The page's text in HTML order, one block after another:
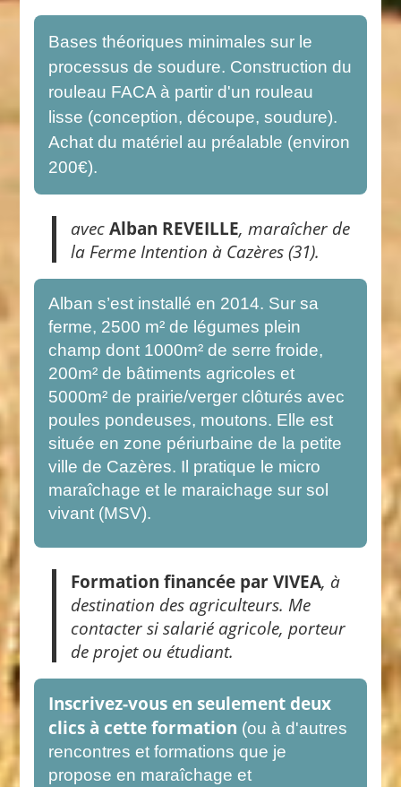
Bases théoriques minimales sur le
processus de soudure. Construction du
rouleau FACA à partir d'un rouleau
lisse (conception, découpe, soudure).
Achat du matériel au préalable (environ
200€).
avecAlban REVEILLE, maraîcher de
la Ferme Intention à Cazères (31).
Alban s’est installé en 2014. Sur sa
ferme, 2500 m² de légumes plein
champ dont 1000m² de serre froide,
200m² de bâtiments agricoles et
5000m² de prairie/verger clôturés avec
poules pondeuses, moutons. Elle est
située en zone périurbaine de la petite
ville de Cazères. Il pratique le micro
maraîchage et le maraichage sur sol
vivant (MSV).
Formation financée par VIVEA, à
destination des agriculteurs. Me
contacter si salarié agricole, porteur
de projet ou étudiant.
Inscrivez-vous en seulement deux
clics à cette formation (ou à d'autres
rencontres et formations que je
propose en maraîchage et